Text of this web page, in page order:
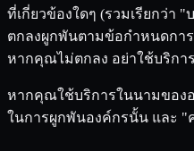
ที่เกี่ยวข้องใดๆ (รวมเรียกว่
ตกลงผูกพันตามข้อกำหนดกา
หากคุณไม่ตกลง อย่าใช้บริการ
หากคุณใช้บริการในนามของ
ในการผูกพันองค์กรนั้น และ